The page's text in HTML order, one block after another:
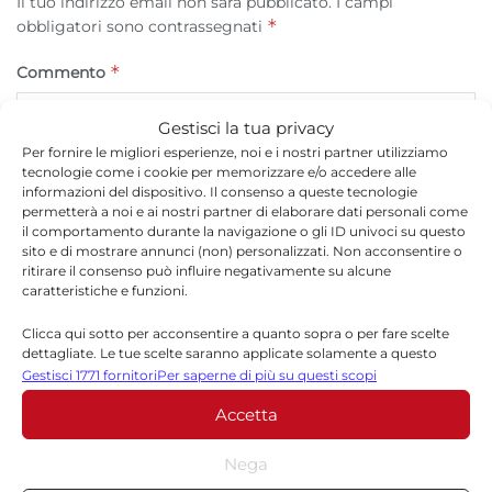
Gestisci la tua privacy
Per fornire le migliori esperienze, noi e i nostri partner utilizziamo
tecnologie come i cookie per memorizzare e/o accedere alle
informazioni del dispositivo. Il consenso a queste tecnologie
permetterà a noi e ai nostri partner di elaborare dati personali come
il comportamento durante la navigazione o gli ID univoci su questo
sito e di mostrare annunci (non) personalizzati. Non acconsentire o
ritirare il consenso può influire negativamente su alcune
caratteristiche e funzioni.
Clicca qui sotto per acconsentire a quanto sopra o per fare scelte
dettagliate. Le tue scelte saranno applicate solamente a questo
sito. È possibile modificare le impostazioni in qualsiasi momento,
compreso il ritiro del consenso, utilizzando i pulsanti della Cookie
Policy o cliccando sul pulsante di gestione del consenso nella parte
inferiore dello schermo.
Gestisci 1771 fornitoriPer saperne di più su questi scopi
Accetta
Nega
obbligatori sono contrassegnati *
Commento *
Nome*
Email*